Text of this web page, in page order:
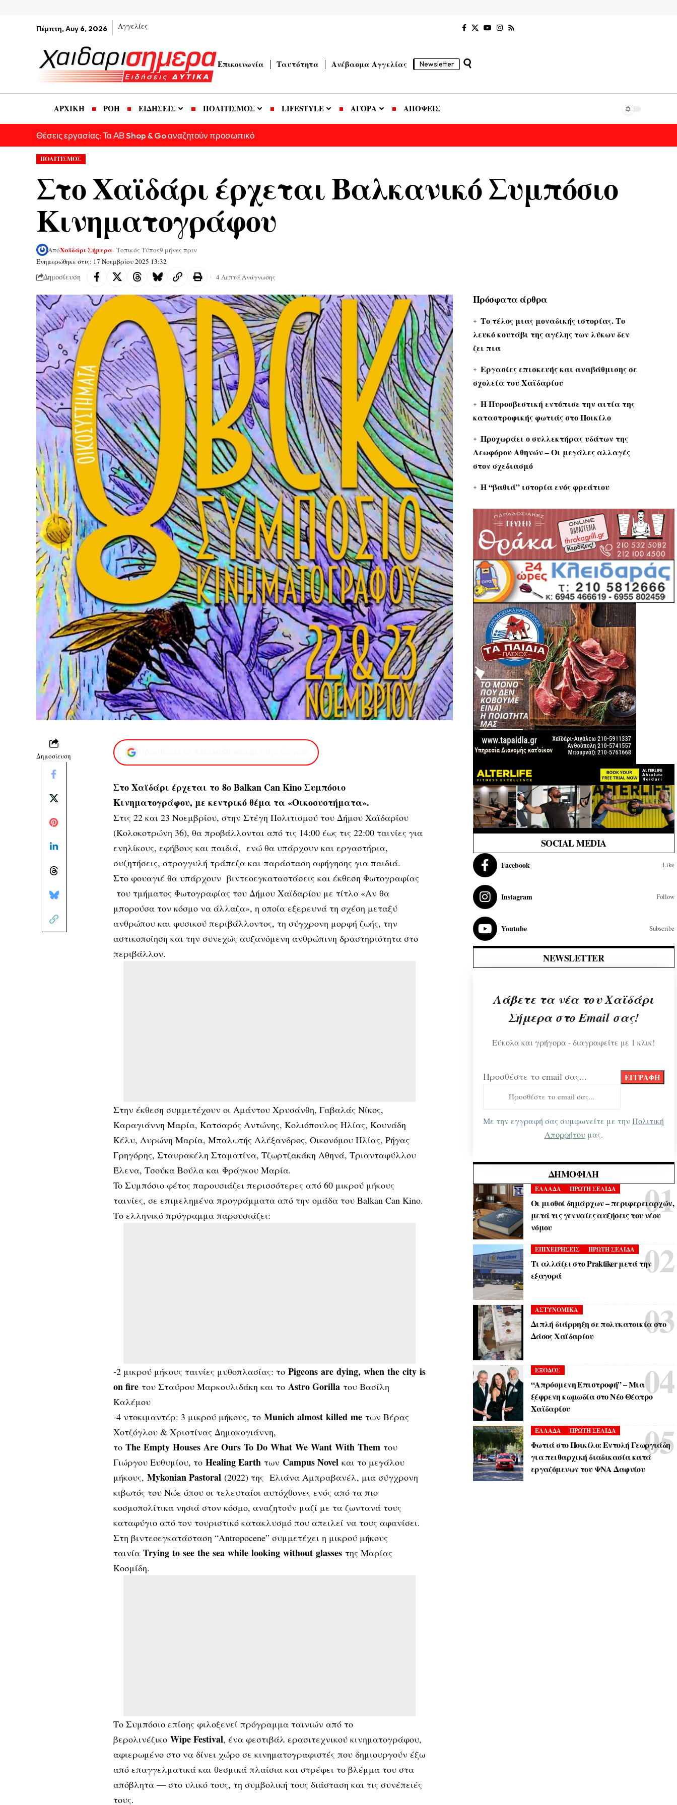
Πέμπτη, Αυγ 6, 2026 Αγγελίες
Επικοινωνία Ταυτότητα Ανέβασμα Αγγελίας Newsletter
ΑΡΧΙΚΗ ΡΟΗ ΕΙΔΗΣΕΙΣ ΠΟΛΙΤΙΣΜΟΣ LIFESTYLE ΑΓΟΡΑ ΑΠΟΨΕΙΣ
Θέσεις εργασίας: Τα ΑΒ Shop & Go αναζητούν προσωπικό
ΠΟΛΙΤΙΣΜΟΣ
Στο Χαϊδάρι έρχεται Βαλκανικό Συμπόσιο
Κινηματογράφου
Ενημερώθηκε στις: 17 Νοεμβρίου 2025 13:32
ΑπόΧαϊδάρι Σήμερα- Τοπικός Τύπος9 μήνες πριν
Δημοσίευση 4 Λεπτά Ανάγνωσης
Δημοσίευση
Στο Χαϊδάρι έρχεται το 8ο Balkan Can Kino Συμπόσιο
Κινηματογράφου, με κεντρικό θέμα τα «Οικοσυστήματα».
Στις 22 και 23 Νοεμβρίου, στην Στέγη Πολιτισμού του Δήμου Χαϊδαρίου
(Κολοκοτρώνη 36), θα προβάλλονται από τις 14:00 έως τις 22:00 ταινίες για
ενηλίκους, εφήβους και παιδιά, ενώ θα υπάρχουν και εργαστήρια,
συζητήσεις, στρογγυλή τράπεζα και παράσταση αφήγησης για παιδιά.
Στο φουαγιέ θα υπάρχουν βιντεοεγκαταστάσεις και έκθεση Φωτογραφίας
του τμήματος Φωτογραφίας του Δήμου Χαϊδαρίου με τίτλο «Αν θα
μπορούσα τον κόσμο να άλλαζα», η οποία εξερευνά τη σχέση μεταξύ
ανθρώπου και φυσικού περιβάλλοντος, τη σύγχρονη μορφή ζωής, την
αστικοποίηση και την συνεχώς αυξανόμενη ανθρώπινη δραστηριότητα στο
περιβάλλον.
Στην έκθεση συμμετέχουν οι Αμάντου Χρυσάνθη, Γαβαλάς Νίκος,
Καραγιάννη Μαρία, Κατσαρός Αντώνης, Κολιόπουλος Ηλίας, Κουνάδη
Κέλυ, Λυρώνη Μαρία, Μπαλωτής Αλέξανδρος, Οικονόμου Ηλίας, Ρήγας
Γρηγόρης, Σταυρακέλη Σταματίνα, Τζωρτζακάκη Αθηνά, Τριανταφύλλου
Έλενα, Τσούκα Βούλα και Φράγκου Μαρία.
To Συμπόσιο φέτος παρουσιάζει περισσότερες από 60 μικρού μήκους
ταινίες, σε επιμελημένα προγράμματα από την ομάδα του Balkan Can Kino.
Το ελληνικό πρόγραμμα παρουσιάζει:
-2 μικρού μήκους ταινίες μυθοπλασίας: το Pigeons are dying, when the cityis
on fireτου Σταύρου Μαρκουλιδάκη και το Astro Gorillaτου Βασίλη
Καλέμου
-4 ντοκιμαντέρ: 3 μικρού μήκους, το Munich almost killed meτων Βέρας
Χοτζόγλου & Χριστίνας Δημακογιάννη,
το The Empty Houses Are Ours To Do What We Want With Them του
Γιώργου Ευθυμίου, το Healing Earth των Campus Novel και το μεγάλου
μήκους, Μykonian Pastoral (2022) της Ελιάνα Αμπραβανέλ, μια σύγχρονη
κιβωτός του Νώε όπου οι τελευταίοι αυτόχθονες ενός από τα πιο
κοσμοπολίτικα νησιά στον κόσμο, αναζητούν μαζί με τα ζωντανά τους
καταφύγιο από τον τουριστικό κατακλυσμό που απειλεί να τους αφανίσει.
Στη βιντεοεγκατάσταση “Αntropocene” συμμετέχει η μικρού μήκους
ταινία Trying to see the sea while looking without glassesτης Μαρίας
Κοσμίδη.
Tο Συμπόσιο επίσης φιλοξενεί πρόγραμμα ταινιών από το
βερολινέζικο Wipe Festival, ένα φεστιβάλ ερασιτεχνικού κινηματογράφου,
αφιερωμένο στο να δίνει χώρο σε κινηματογραφιστές που δημιουργούν έξω
από επαγγελματικά και θεσμικά πλαίσια και στρέφει το βλέμμα του στα
απόβλητα — στο υλικό τους, τη συμβολική τους διάσταση και τις συνέπειές
τους.
Πρόσφατα άρθρα
Το τέλος μιας μοναδικής ιστορίας. Το
λευκό κουτάβι της αγέλης των λύκων δεν
ζει πια
Εργασίες επισκευής και αναβάθμισης σε
σχολεία του Χαϊδαρίου
Η Πυροσβεστική εντόπισε την αιτία της
καταστροφικής φωτιάς στο Ποικίλο
Προχωράει ο συλλεκτήρας υδάτων της
Λεωφόρου Αθηνών – Οι μεγάλες αλλαγές
στον σχεδιασμό
Η “βαθιά” ιστορία ενός φρεάτιου
SOCIAL MEDIA
Facebook Like
Instagram Follow
Youtube Subscribe
NEWSLETTER
Λάβετε τα νέα του Χαϊδάρι
Σήμερα στο Email σας!
Εύκολα και γρήγορα - διαγραφείτε με 1 κλικ!
Προσθέστε το email σας...
Με την εγγραφή σας συμφωνείτε με τηνΠολιτική
Απορρήτουμας.
ΔΗΜΟΦΙΛΉ
ΕΛΛΑΔΑ ΠΡΩΤΗ ΣΕΛΙΔΑ
Οι μισθοί δημάρχων – περιφερειαρχών,
μετά τις γενναίες αυξήσεις του νέου
νόμου
ΕΠΙΧΕΙΡΗΣΕΙΣ ΠΡΩΤΗ ΣΕΛΙΔΑ
Τι αλλάζει στο Praktiker μετά την
εξαγορά
ΑΣΤΥΝΟΜΙΚΑ
Διπλή διάρρηξη σε πολυκατοικία στο
Δάσος Χαϊδαρίου
ΕΞΟΔΟΣ
“Απρόσμενη Επιστροφή” – Μια
ξέφρενη κωμωδία στο Νέο Θέατρο
Χαϊδαρίου
ΕΛΛΑΔΑ ΠΡΩΤΗ ΣΕΛΙΔΑ
Φωτιά στο Ποικίλο: Εντολή Γεωργιάδη
για πειθαρχική διαδικασία κατά
εργαζόμενων του ΨΝΑ Δαφνίου